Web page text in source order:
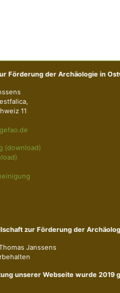
Förderung der Archäologie in
11
(download)
zur Förderung der
Janssens
unserer Webseite wurde 2019